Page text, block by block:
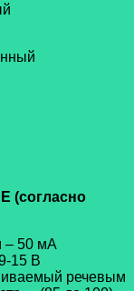
– 50 мА
15 В
речевым